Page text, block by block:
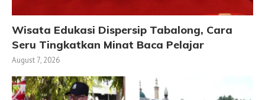
Wisata Edukasi Dispersip Tabalong, Cara
Seru Tingkatkan Minat Baca Pelajar
August 7, 2026